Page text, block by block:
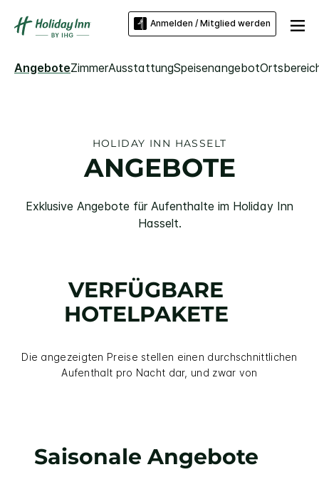
Anmelden / Mitglied werden
AngeboteZimmerAusstattungSpeisenangebot
HOLIDAY INN HASSELT
ANGEBOTE
Exklusive Angebote für Aufenthalte im Holiday Inn
Hasselt.
VERFÜGBARE
HOTELPAKETE
Die angezeigten Preise stellen einen durchschnittlichen
Aufenthalt pro Nacht dar, und zwar von
Saisonale Angebote